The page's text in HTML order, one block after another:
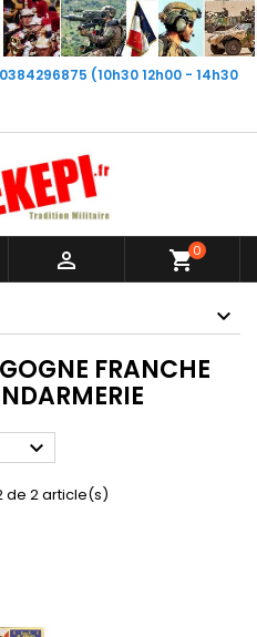
(10h30 12h00 - 14h30
 shopping_cart0
FRANCHE

de 2 article(s)